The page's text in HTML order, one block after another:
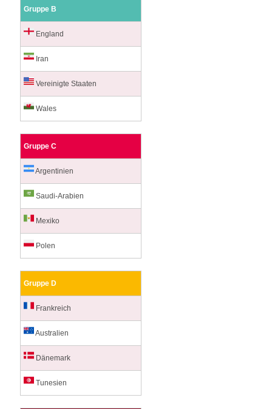
Gruppe B
England
Iran
Vereinigte Staaten
Wales
Gruppe C
Argentinien
Saudi-Arabien
Mexiko
Polen
Gruppe D
Frankreich
Australien
Dänemark
Tunesien